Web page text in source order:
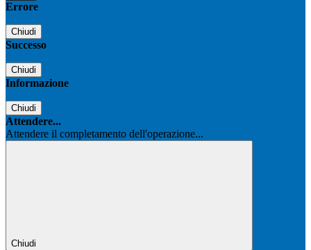
Errore
Chiudi
Successo
Chiudi
Informazione
Chiudi
Attendere...
Attendere il completamento dell'operazione...
Chiudi